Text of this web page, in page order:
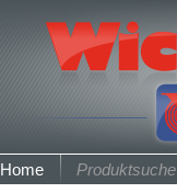
Home Produktsuche